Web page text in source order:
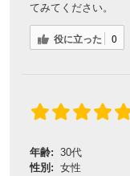
てみてください。
役に立った 0
年齢: 30代
性別: 女性